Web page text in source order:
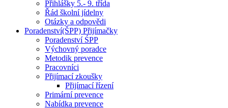
Přihlášky 5.- 9. třída
Řád školní jídelny
Otázky a odpovědi
Poradenství(ŠPP) Přijímačky
Poradenství ŚPP
Výchovný poradce
Metodik prevence
Pracovníci
Přijímací zkoušky
Přijímací řízení
Primární prevence
Nabídka prevence